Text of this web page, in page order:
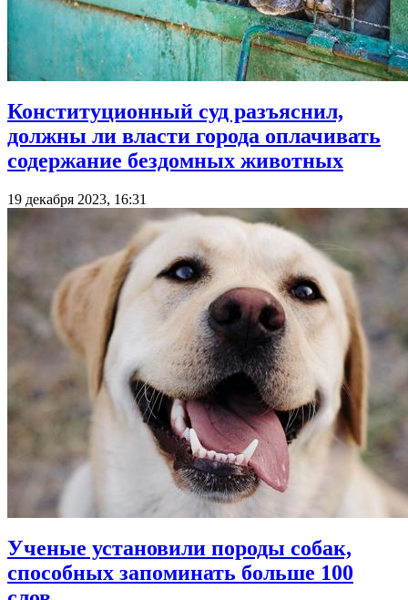
Конституционный суд разъяснил,
должны ли власти города оплачивать
содержание бездомных животных
19 декабря 2023, 16:31
Ученые установили породы собак,
способных запоминать больше 100